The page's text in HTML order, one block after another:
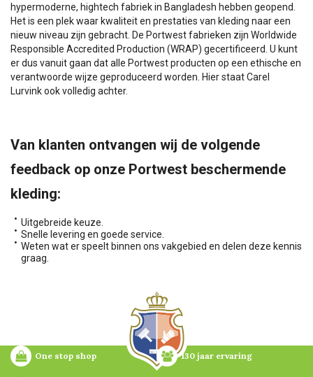
hypermoderne, hightech fabriek in Bangladesh hebben geopend.
Het is een plek waar kwaliteit en prestaties van kleding naar een
nieuw niveau zijn gebracht. De Portwest fabrieken zijn Worldwide
Responsible Accredited Production (WRAP) gecertificeerd. U kunt
er dus vanuit gaan dat alle Portwest producten op een ethische en
verantwoorde wijze geproduceerd worden. Hier staat Carel
Lurvink ook volledig achter.
Van klanten ontvangen wij de volgende
feedback op onze Portwest beschermende
kleding:
Uitgebreide keuze.
Snelle levering en goede service.
Weten wat er speelt binnen ons vakgebied en delen deze kennis
graag.
One stop shop 130 jaar ervaring